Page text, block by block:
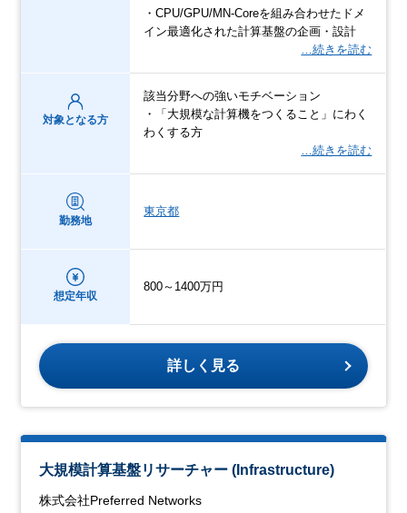
・CPU/GPU/MN-Coreを組み合わせたドメ
イン最適化された計算基盤の企画・設計
…続きを読む
対象となる方
該当分野への強いモチベーション
・「大規模な計算機をつくること」にわく
わくする方
…続きを読む
勤務地
東京都
想定年収
800～1400万円
詳しく見る
大規模計算基盤リサーチャー (Infrastructure)
株式会社Preferred Networks